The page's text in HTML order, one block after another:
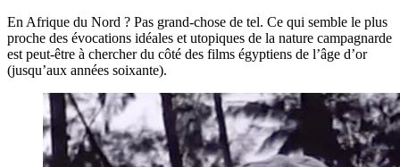
En Afrique du Nord ? Pas grand-chose de tel. Ce qui semble le plus
proche des évocations idéales et utopiques de la nature campagnarde
est peut-être à chercher du côté des films égyptiens de l’âge d’or
(jusqu’aux années soixante).